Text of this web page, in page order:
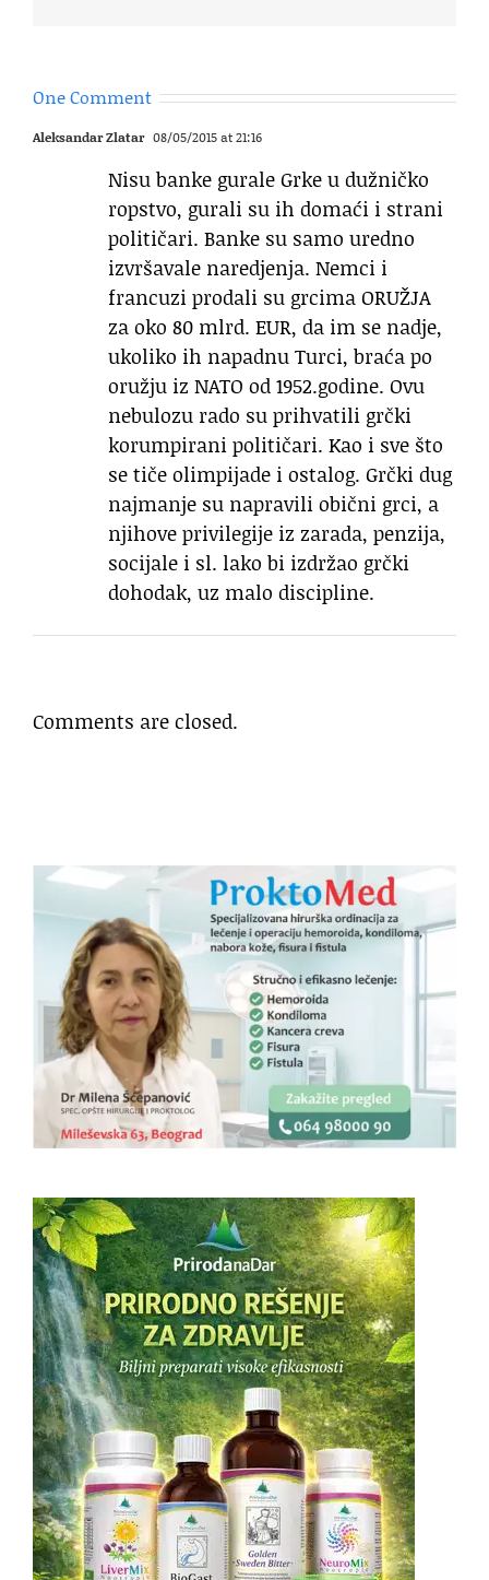
One Comment
Aleksandar Zlatar 08/05/2015 at 21:16
Nisu banke gurale Grke u dužničko
ropstvo, gurali su ih domaći i strani
političari. Banke su samo uredno
izvršavale naredjenja. Nemci i
francuzi prodali su grcima ORUŽJA
za oko 80 mlrd. EUR, da im se nadje,
ukoliko ih napadnu Turci, braća po
oružju iz NATO od 1952.godine. Ovu
nebulozu rado su prihvatili grčki
korumpirani političari. Kao i sve što
se tiče olimpijade i ostalog. Grčki dug
najmanje su napravili obični grci, a
njihove privilegije iz zarada, penzija,
socijale i sl. lako bi izdržao grčki
dohodak, uz malo discipline.
Comments are closed.